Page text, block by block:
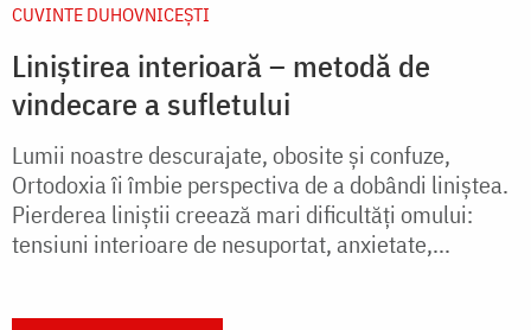
CUVINTE DUHOVNICEȘTI
Liniștirea interioară – metodă de
vindecare a sufletului
Lumii noastre descurajate, obosite și confuze,
Ortodoxia îi îmbie perspectiva de a dobândi liniștea.
Pierderea liniștii creează mari dificultăți omului:
tensiuni interioare de nesuportat, anxietate,...